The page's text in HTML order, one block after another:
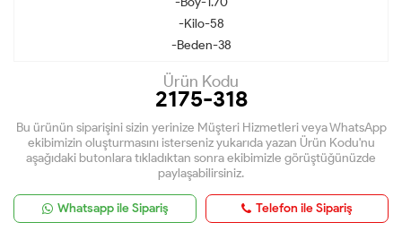
-Kilo-58
-Beden-38
Ürün Kodu
2175-318
Bu ürünün siparişini sizin yerinize Müşteri Hizmetleri veya WhatsApp
ekibimizin oluşturmasını isterseniz yukarıda yazan Ürün Kodu'nu
aşağıdaki butonlara tıkladıktan sonra ekibimizle görüştüğünüzde
paylaşabilirsiniz.
Whatsapp ile Sipariş Telefon ile Sipariş